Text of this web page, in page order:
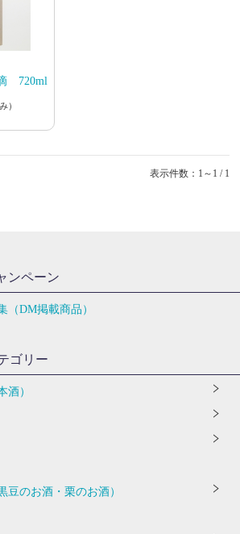
720ml
）
表示件数：1～1 / 1
ンペーン
DM掲載商品）
ゴリー
酒）
豆のお酒・栗のお酒）